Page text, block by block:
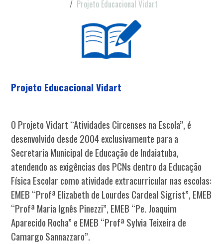
Projeto Educacional Vidart
Projeto Educacional Vidart
O Projeto Vidart “Atividades Circenses na Escola”, é
desenvolvido desde 2004 exclusivamente para a
Secretaria Municipal de Educação de Indaiatuba,
atendendo as exigências dos PCNs dentro da Educação
Física Escolar como atividade extracurricular nas escolas:
EMEB “Profª Elizabeth de Lourdes Cardeal Sigrist”, EMEB
“Profª Maria Ignês Pinezzi”, EMEB “Pe. Joaquim
Aparecido Rocha” e EMEB “Profª Sylvia Teixeira de
Camargo Sannazzaro”.